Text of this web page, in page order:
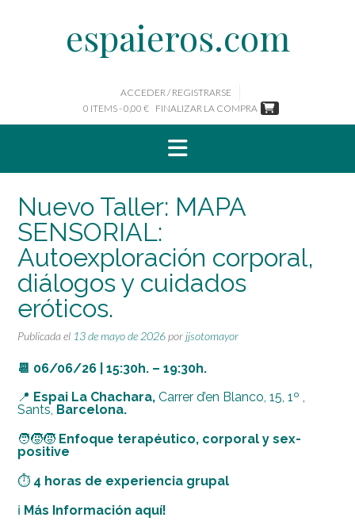
espaieros.com
ACCEDER / REGISTRARSE
0 ITEMS - 0,00 € FINALIZAR LA COMPRA
Nuevo Taller: MAPA
SENSORIAL:
Autoexploración corporal,
diálogos y cuidados
eróticos.
Publicada el 13 de mayo de 2026por jjsotomayor
📆 06/06/26 | 15:30h. – 19:30h.
📍 Espai La Chachara, Carrer d’en Blanco, 15, 1º ,
Sants, Barcelona.
🧑‍🧒‍🧒 Enfoque terapéutico, corporal y sex-
positive
⏱️ 4 horas de experiencia grupal
ℹ️ Más Información aquí!